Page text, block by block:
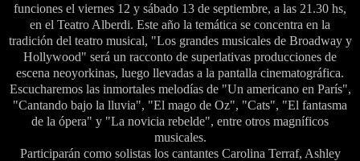
funciones el viernes 12 y sábado 13 de septiembre, a las 21.30 hs,
en el Teatro Alberdi. Este año la temática se concentra en la
tradición del teatro musical, "Los grandes musicales de Broadway y
Hollywood" será un racconto de superlativas producciones de
escena neoyorkinas, luego llevadas a la pantalla cinematográfica.
Escucharemos las inmortales melodías de "Un americano en París",
"Cantando bajo la lluvia", "El mago de Oz", "Cats", "El fantasma
de la ópera" y "La novicia rebelde", entre otros magníficos
musicales.
Participarán como solistas los cantantes Carolina Terraf, Ashley